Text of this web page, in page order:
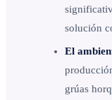
solución
El
grúas